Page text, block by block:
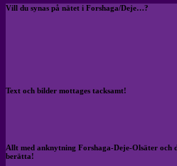
Vill du synas på nätet i Forshaga/Deje…?
Text och bilder mottages tacksamt!
Allt med anknytning Forshaga-Deje-Olsäter och
berätta!